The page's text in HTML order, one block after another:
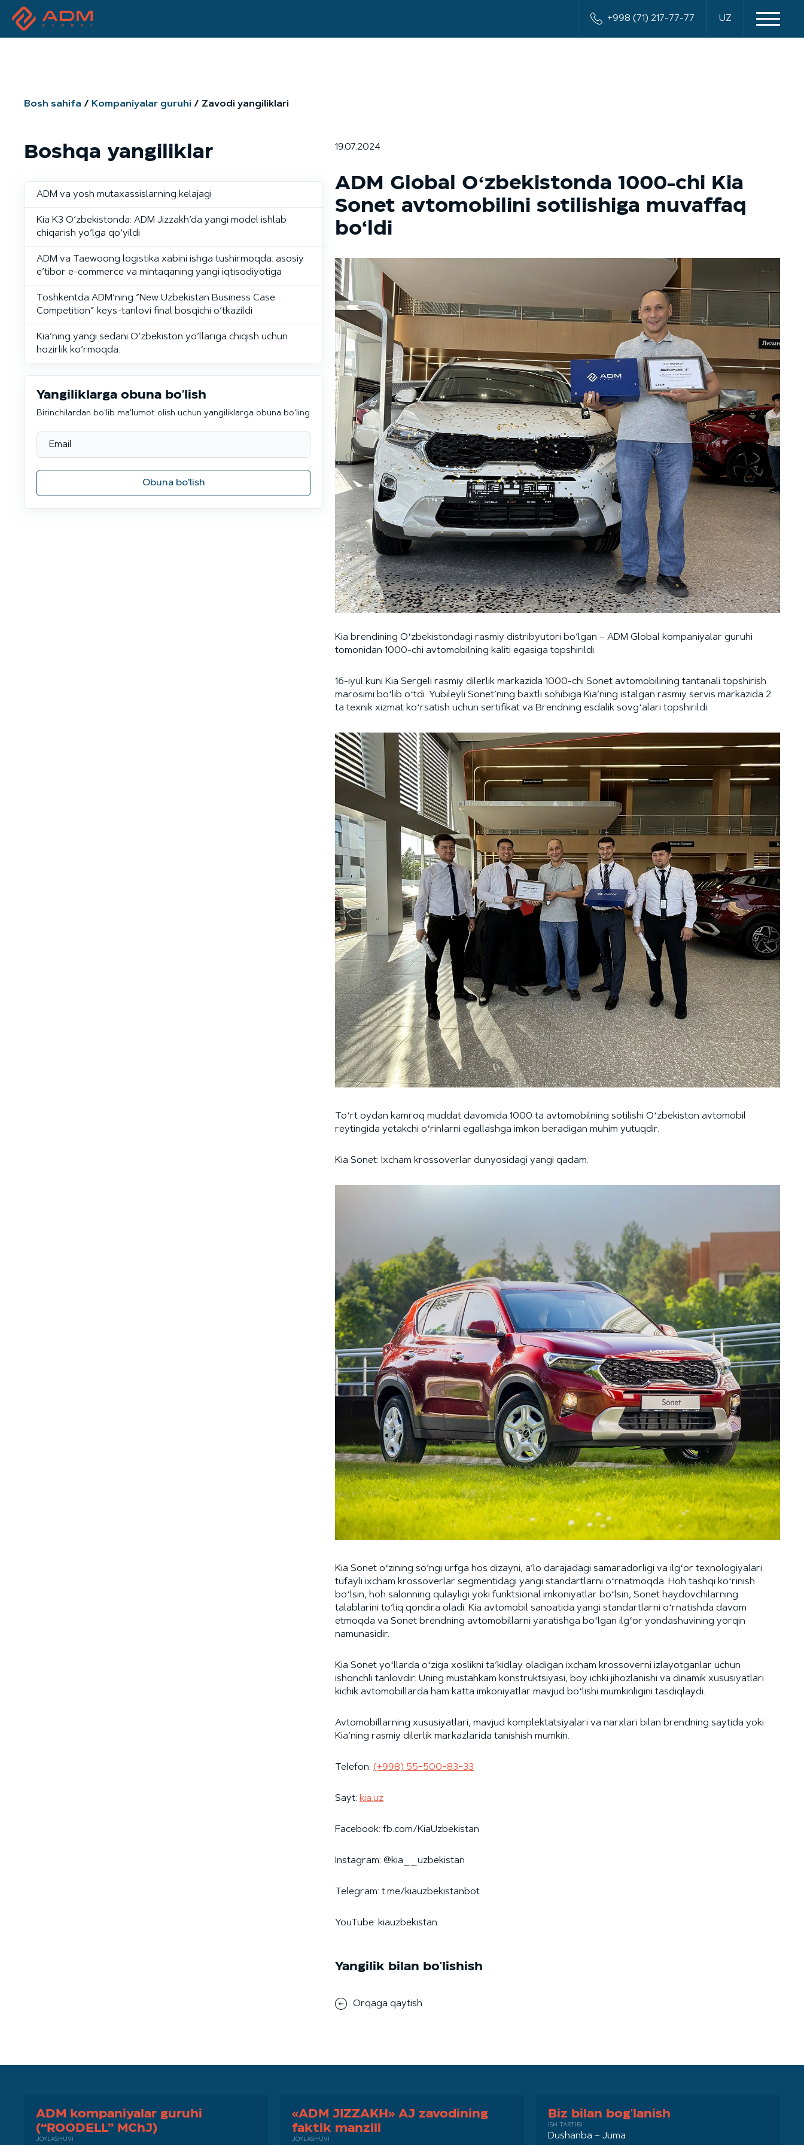
+998 (71) 217-77-77 UZ
Bosh sahifa Kompaniyalar guruhi Zavodi yangiliklari
19.07.2024
ADM Global Oʻzbekistonda 1000-chi Kia
Sonet avtomobilini sotilishiga muvaffaq
bo‘ldi
Kia brendining Oʻzbekistondagi rasmiy distribyutori bo‘lgan – ADM Global kompaniyalar guruhi
tomonidan 1000-chi avtomobilning kaliti egasiga topshirildi.
16-iyul kuni Kia Sergeli rasmiy dilerlik markazida 1000-chi Sonet avtomobilining tantanali topshirish
marosimi boʻlib oʻtdi. Yubileyli Sonet’ning baxtli sohibiga Kia’ning istalgan rasmiy servis markazida 2
ta texnik xizmat koʻrsatish uchun sertifikat va Brendning esdalik sovgʻalari topshirildi.
Toʻrt oydan kamroq muddat davomida 1000 ta avtomobilning sotilishi Oʻzbekiston avtomobil
reytingida yetakchi oʻrinlarni egallashga imkon beradigan muhim yutuqdir.
Kia Sonet: Ixcham krossoverlar dunyosidagi yangi qadam.
Kia Sonet oʻzining so‘ngi urfga hos dizayni, a’lo darajadagi samaradorligi va ilgʻor texnologiyalari
tufayli ixcham krossoverlar segmentidagi yangi standartlarni oʻrnatmoqda. Hoh tashqi koʻrinish
boʻlsin, hoh salonning qulayligi yoki funktsional imkoniyatlar boʻlsin, Sonet haydovchilarning
talablarini to‘liq qondira oladi. Kia avtomobil sanoatida yangi standartlarni oʻrnatishda davom
etmoqda va Sonet brendning avtomobillarni yaratishga boʻlgan ilgʻor yondashuvining yorqin
namunasidir.
Kia Sonet yoʻllarda oʻziga xoslikni ta’kidlay oladigan ixcham krossoverni izlayotganlar uchun
ishonchli tanlovdir. Uning mustahkam konstruktsiyasi, boy ichki jihozlanishi va dinamik xususiyatlari
kichik avtomobillarda ham katta imkoniyatlar mavjud boʻlishi mumkinligini tasdiqlaydi.
Avtomobillarning xususiyatlari, mavjud komplektatsiyalari va narxlari bilan brendning saytida yoki
Kia’ning rasmiy dilerlik markazlarida tanishish mumkin.
Telefon: (+998) 55−500−83−33
Sayt: kia.uz
Facebook: fb.com/KiaUzbekistan
Instagram: @kia__uzbekistan
Telegram: t.me/kiauzbekistanbot
YouTube: kiauzbekistan
Yangilik bilan bo'lishish
Orqaga qaytish
Boshqa yangiliklar
ADM va yosh mutaxassislarning kelajagi
Kia K3 O‘zbekistonda: ADM Jizzakh’da yangi model ishlab
chiqarish yo‘lga qo‘yildi
ADM va Taewoong logistika xabini ishga tushirmoqda: asosiy
e’tibor e-commerce va mintaqaning yangi iqtisodiyotiga
Toshkentda ADM’ning “New Uzbekistan Business Case
Competition” keys-tanlovi final bosqichi o‘tkazildi
Kia’ning yangi sedani O‘zbekiston yo‘llariga chiqish uchun
hozirlik ko‘rmoqda.
Yangiliklarga obuna bo'lish
Birinchilardan bo'lib ma'lumot olish uchun yangiliklarga obuna bo'ling
Obuna bo'lish
ADM kompaniyalar guruhi
(“ROODELL” MChJ)
JOYLASHUVI
«ADM JIZZAKH» AJ zavodining
faktik manzili
JOYLASHUVI
Biz bilan bog'lanish
ISH TARTIBI
Dushanba – Juma